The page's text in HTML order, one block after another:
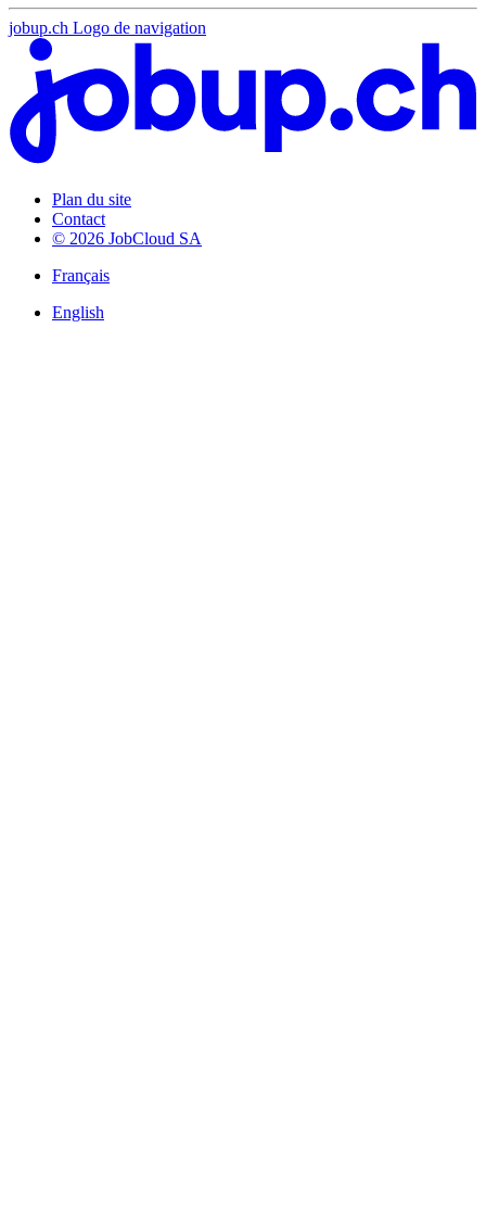
jobup.ch Logo de navigation
Plan du site
Contact
© 2026 JobCloud SA
Français
English